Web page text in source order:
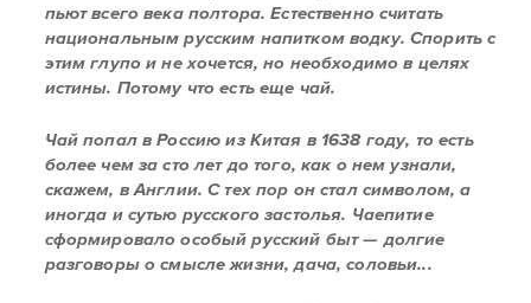
пьют всего века полтора. Естественно считать
национальным русским напитком водку. Спорить с
этим глупо и не хочется, но необходимо в целях
истины. Потому что есть еще чай.
Чай попал в Россию из Китая в 1638 году, то есть
более чем за сто лет до того, как о нем узнали,
скажем, в Англии. С тех пор он стал символом, а
иногда и сутью русского застолья. Чаепитие
сформировало особый русский быт — долгие
разговоры о смысле жизни, дача, соловьи...